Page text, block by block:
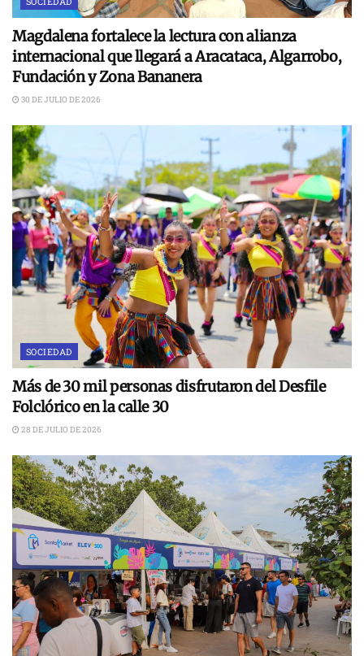
Magdalena fortalece la lectura con alianza
internacional que llegará a Aracataca, Algarrobo,
Fundación y Zona Bananera
30 DE JULIO DE 2026
SOCIEDAD
Más de 30 mil personas disfrutaron del Desfile
Folclórico en la calle 30
28 DE JULIO DE 2026